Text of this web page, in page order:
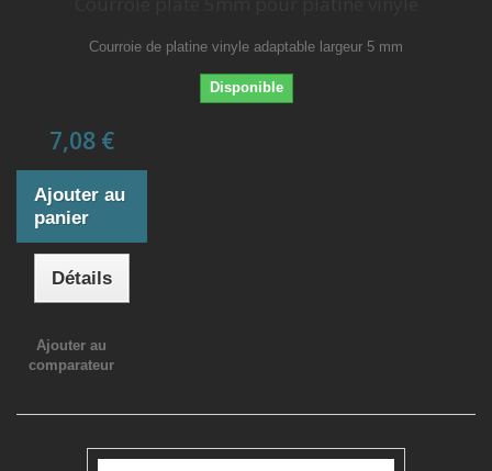
Courroie de platine vinyle adaptable largeur 5 mm
Disponible
7,08 €
Ajouter au
panier
Détails
Ajouter au
comparateur